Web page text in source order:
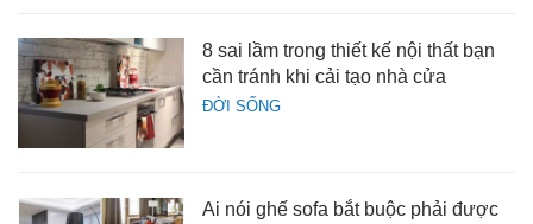
ĐỜI SỐNG
8 sai lầm trong thiết kế nội thất bạn
cần tránh khi cải tạo nhà cửa
Ai nói ghế sofa bắt buộc phải được